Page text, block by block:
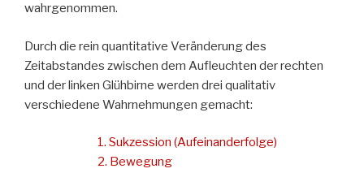
wahrgenommen.
Durch die rein quantitative Veränderung des
Zeitabstandes zwischen dem Aufleuchten der rechten
und der linken Glühbirne werden drei qualitativ
verschiedene Wahrnehmungen gemacht:
1. Sukzession (Aufeinanderfolge)
2. Bewegung